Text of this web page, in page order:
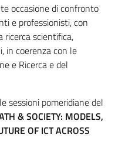
occasione di confronto
e professionisti, con
ricerca scientifica,
in coerenza con le
e Ricerca e del
sessioni pomeridiane del
& SOCIETY: MODELS,
OF ICT ACROSS